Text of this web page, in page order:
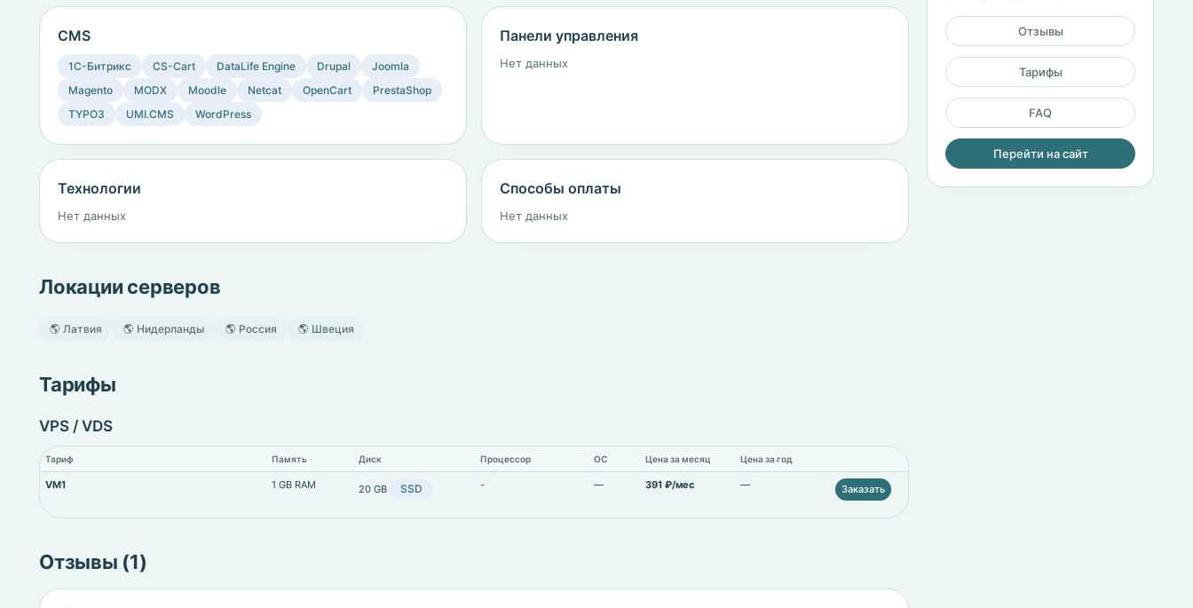
CMS
1C-Битрикс CS-Cart DataLife Engine Drupal
Joomla
Magento
MODX Moodle Netcat OpenCart
PrestaShop
TYPO3
UMI.CMS WordPress
Панели управления
Нет данных
Технологии
Нет данных
Способы оплаты
Нет данных
Локации серверов
🌎 Латвия 🌎 Нидерланды 🌎 Россия 🌎 Швеция
Тарифы
VPS / VDS
Тариф Память Диск Процессор ОС Цена за месяц Цена за год
VM1 1 GB RAM 20 GB SSD - — 391 ₽/мес — Заказать
Отзывы (1)
Отзывы
Тарифы
FAQ
Перейти на сайт